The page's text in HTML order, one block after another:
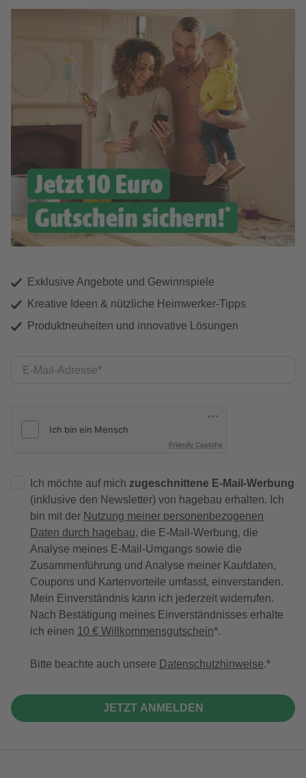
Exklusive Angebote und Gewinnspiele
Kreative Ideen & nützliche Heimwerker-Tipps
Produktneuheiten und innovative Lösungen
E-Mail-Adresse
Friendly Captcha
Ich möchte auf mich zugeschnittene E-Mail-Werbung
(inklusive den Newsletter) von hagebau erhalten. Ich
bin mit der Nutzung meiner personenbezogenen
Daten durch hagebau, die E-Mail-Werbung, die
Analyse meines E-Mail-Umgangs sowie die
Zusammenführung und Analyse meiner Kaufdaten,
Coupons und Kartenvorteile umfasst, einverstanden.
Mein Einverständnis kann ich jederzeit widerrufen.
Nach Bestätigung meines Einverständnisses erhalte
ich einen 10 € Willkommensgutschein*.
Bitte beachte auch unsere Datenschutzhinweise.
JETZT ANMELDEN